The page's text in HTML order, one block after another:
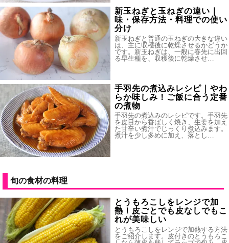
新玉ねぎと玉ねぎの違い｜
味・保存方法・料理での使い
分け
新玉ねぎと普通の玉ねぎの大きな違い
は、主に収穫後に乾燥させるかどうか
です。新玉ねぎは、一般に春先に出回
る早生種を、収穫後に乾燥させ…
手羽先の煮込みレシピ｜やわ
らか味しみ！ご飯に合う定番
の煮物
手羽先の煮込みのレシピです。手羽先
を皮目から香ばしく焼き、生姜を加え
た甘辛い煮汁でじっくり煮込みます。
煮汁を少し多めに加え、落とし…
旬の食材の料理
とうもろこしをレンジで加
熱！皮ごとでも皮なしでもこ
れが美味しい
とうもろこしをレンジで加熱する方法
をご紹介します。皮付きのとうもろこ